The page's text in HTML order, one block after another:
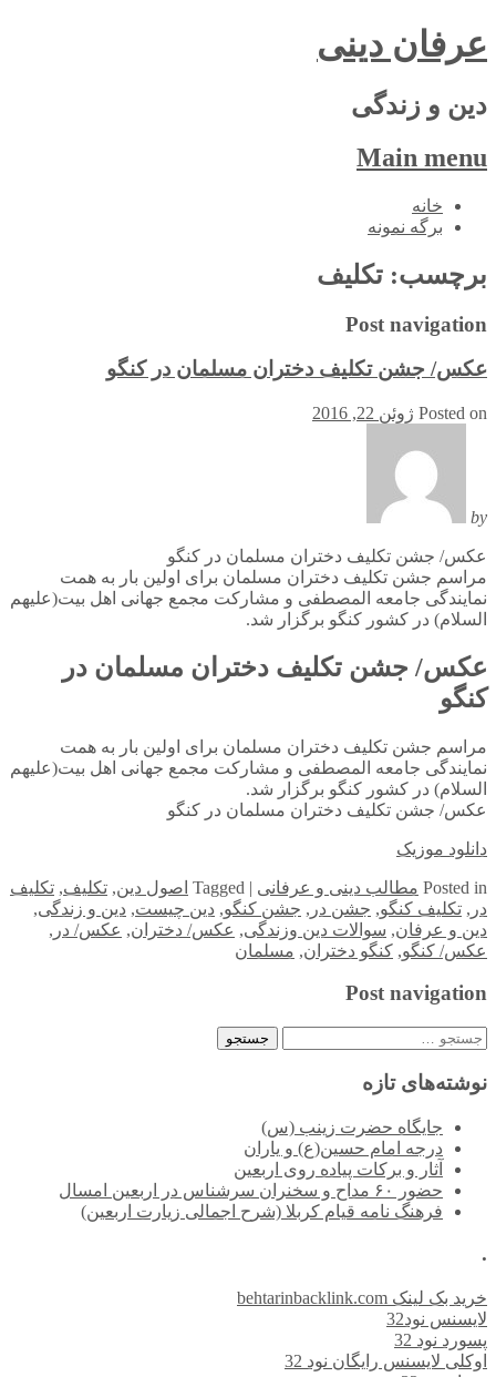
عرفان دینی
دین و زندگی
Main menu
Skip
خانه
برگه نمونه
برچسب: تکلیف
Post navigation
عکس/ جشن تکلیف دختران مسلمان در کنگو
Posted on ژوئن 22, 2016
by
عکس/ جشن تکلیف دختران مسلمان در کنگو
مراسم جشن تکلیف دختران مسلمان برای اولین بار به همت
نمایندگی جامعه المصطفی و مشارکت مجمع جهانی اهل بیت(علیهم
السلام) در کشور کنگو برگزار شد.
عکس/ جشن تکلیف دختران مسلمان در
کنگو
مراسم جشن تکلیف دختران مسلمان برای اولین بار به همت
نمایندگی جامعه المصطفی و مشارکت مجمع جهانی اهل بیت(علیهم
السلام) در کشور کنگو برگزار شد.
عکس/ جشن تکلیف دختران مسلمان در کنگو
دانلود موزیک
Posted in مطالب دینی و عرفانی |
Tagged اصول دین, تکلیف, تکلیف
در , تکلیف کنگو, جشن در , جشن کنگو, دین چیست, دین و زندگی,
دین و عرفان, سوالات دین وزندگی, عکس/ دختران, عکس/ در ,
عکس/ کنگو, کنگو دختران, مسلمان
Post navigation
جستجو
نوشته‌های تازه
جایگاه حضرت زینب (س)
درجه امام حسین(ع) و یاران
آثار و برکات پیاده روی اربعین
حضور ۶۰ مداح و سخنران سرشناس در اربعین امسال
فرهنگ نامه قیام کربلا (شرح اجمالی زیارت اربعین)
.
خرید بک لینک behtarinbacklink.com
لایسنس نود32
پسورد نود 32
اوکلی لایسنس رایگان نود 32